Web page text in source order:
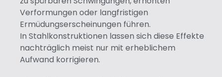
Verformungen oder langfristigen
Ermüdungserscheinungen führen.
In Stahlkonstruktionen lassen sich diese Effekte
nachträglich meist nur mit erheblichem
Aufwand korrigieren.